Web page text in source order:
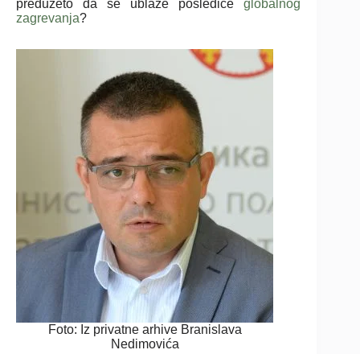
preduzeto da se ublaže posledice globalnog
zagrevanja?
Foto: Iz privatne arhive Branislava
Nedimovića